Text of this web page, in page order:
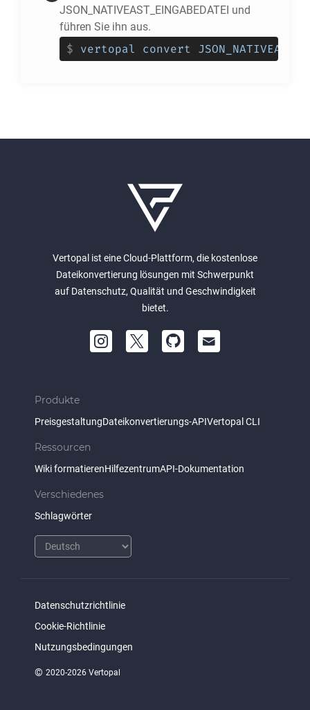
JSON_NATIVEAST_EINGABEDATEI und
führen Sie ihn aus.
$ vertopal convert
Vertopal ist eine Cloud-Plattform, die kostenlose
Dateikonvertierung lösungen mit Schwerpunkt
auf Datenschutz, Qualität und Geschwindigkeit
bietet.
Produkte
PreisgestaltungDateikonvertierungs-APIVertopal CLI
Ressourcen
Wiki formatierenHilfezentrumAPI-Dokumentation
Verschiedenes
Schlagwörter
Datenschutzrichtlinie
Cookie-Richtlinie
Nutzungsbedingungen
© 2020-2026 Vertopal